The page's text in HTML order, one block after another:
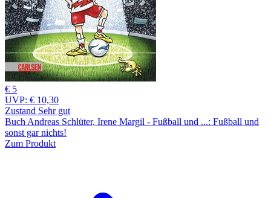
€ 5
UVP: € 10,30
Zustand Sehr gut
Buch Andreas Schlüter, Irene Margil - Fußball und ...: Fußball und
sonst gar nichts!
Zum Produkt